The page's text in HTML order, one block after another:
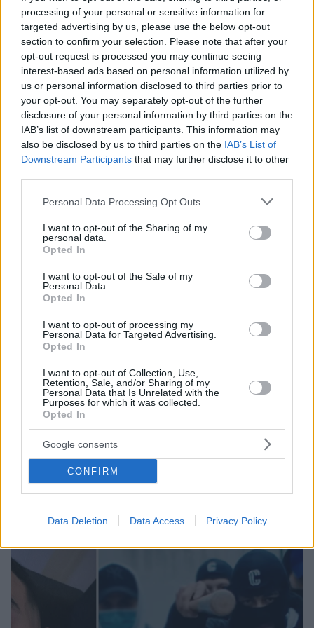
processing of your personal or sensitive information for
targeted advertising by us, please use the below opt-out
section to confirm your selection. Please note that after your
opt-out request is processed you may continue seeing
interest-based ads based on personal information utilized by
us or personal information disclosed to third parties prior to
your opt-out. You may separately opt-out of the further
disclosure of your personal information by third parties on the
IAB’s list of downstream participants. This information may
also be disclosed by us to third parties on the IAB’s List of
Downstream Participants that may further disclose it to other
Please note that this website/app uses one or more Google
not limited to your visit or usage behaviour. You may click to
grant or deny consent to Google and its third-party tags to
use your data for below specified purposes in below Google
consent section.
Personal Data Processing Opt Outs
I want to opt-out of the Sharing of my
personal data.
Opted In
I want to opt-out of the Sale of my
Personal Data.
Opted In
I want to opt-out of processing my
Personal Data for Targeted Advertising.
Opted In
I want to opt-out of Collection, Use,
Retention, Sale, and/or Sharing of my
Personal Data that Is Unrelated with the
Purposes for which it was collected.
Opted In
Google consents
CONFIRM
Data Deletion Data Access Privacy Policy
Βρέθηκε στο κενό και μεταφέρθηκε άμεσα στο
νοσοκομείο
ΜΕΘ: Ποιοι ασθενείς μπαίνουν πρώτοι – Με ποια
κριτήρια αποφασίζουν οι γιατροί
Η διαδικασία εισαγωγής ενός ασθενή σε ΜΕΘ
ακολουθεί συγκεκριμένα βήματα, όπως αυτά έχουν
αποφασισθεί από το Κεντρικό Συμβούλιο Υγείας
(ΚεΣΥ) του υπουργείου Υγείας
26.04.2024, 08:42 6